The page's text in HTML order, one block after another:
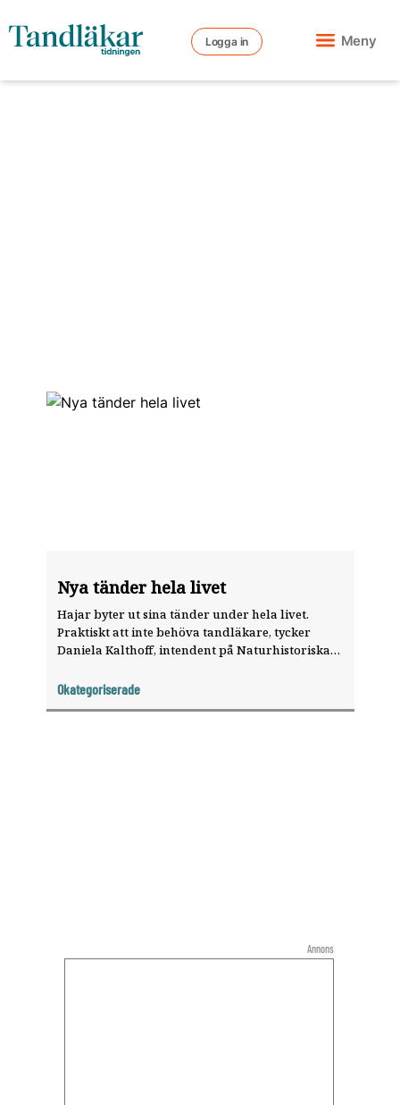
Logga in Meny
Nya tänder hela livet
Hajar byter ut sina tänder under hela livet.
Praktiskt att inte behöva tandläkare, tycker
Daniela Kalthoff, intendent på Naturhistoriska
Okategoriserade
Annons